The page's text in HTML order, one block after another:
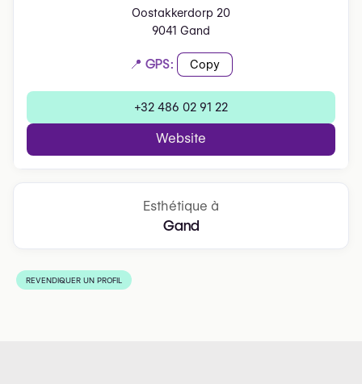
Oostakkerdorp 20
9041 Gand
📍 GPS: Copy
+32 486 02 91 22
Website
Esthétique à
Gand
REVENDIQUER UN PROFIL